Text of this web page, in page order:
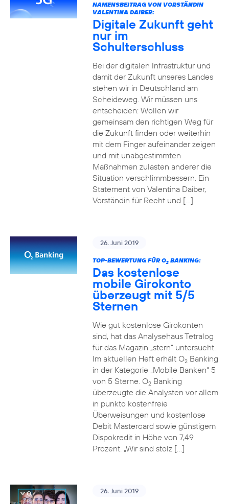
NAMENSBEITRAG VON VORSTÄNDIN
VALENTINA DAIBER:
Digitale Zukunft geht
nur im
Schulterschluss
Bei der digitalen Infrastruktur und
damit der Zukunft unseres Landes
stehen wir in Deutschland am
Scheideweg. Wir müssen uns
entscheiden: Wollen wir
gemeinsam den richtigen Weg für
die Zukunft finden oder weiterhin
mit dem Finger aufeinander zeigen
und mit unabgestimmten
Maßnahmen zulasten anderer die
Situation verschlimmbessern. Ein
Statement von Valentina Daiber,
Vorständin für Recht und […]
26. Juni 2019
TOP-BEWERTUNG FÜR O2BANKING:
Das kostenlose
mobile Girokonto
überzeugt mit 5/5
Sternen
Wie gut kostenlose Girokonten
sind, hat das Analysehaus Tetralog
für das Magazin „stern“ untersucht.
Im aktuellen Heft erhält O2Banking
in der Kategorie „Mobile Banken“ 5
von 5 Sterne. O2Banking
überzeugte die Analysten vor allem
in punkto kostenfreie
Überweisungen und kostenlose
Debit Mastercard sowie günstigem
Dispokredit in Höhe von 7,49
Prozent. „Wir sind stolz […]
26. Juni 2019